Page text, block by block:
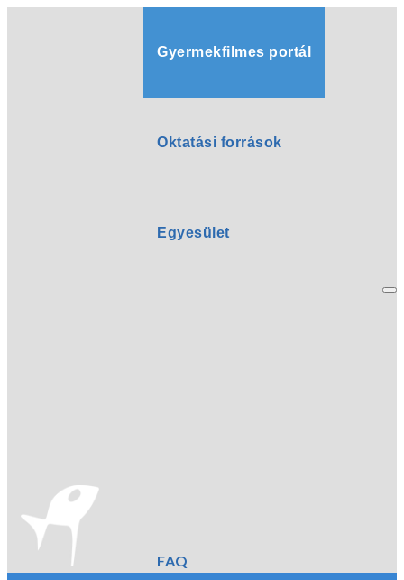
Gyermekfilmes portál
Oktatási források
Egyesület
FAQ